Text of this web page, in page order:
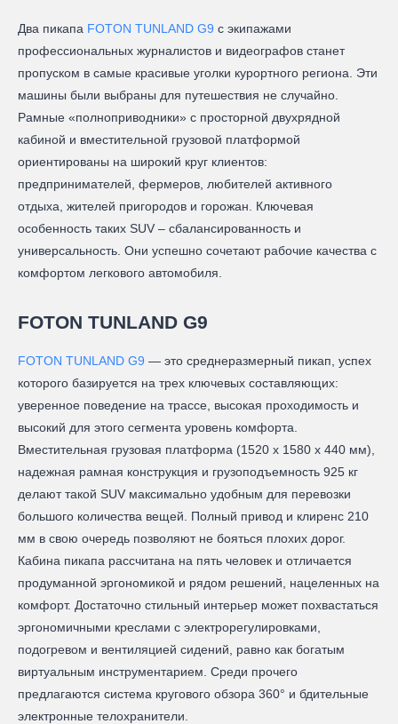
Два пикапа FOTON TUNLAND G9 с экипажами
профессиональных журналистов и видеографов станет
пропуском в самые красивые уголки курортного региона. Эти
машины были выбраны для путешествия не случайно.
Рамные «полноприводники» с просторной двухрядной
кабиной и вместительной грузовой платформой
ориентированы на широкий круг клиентов:
предпринимателей, фермеров, любителей активного
отдыха, жителей пригородов и горожан. Ключевая
особенность таких SUV – сбалансированность и
универсальность. Они успешно сочетают рабочие качества с
комфортом легкового автомобиля.
FOTON TUNLAND G9
FOTON TUNLAND G9 — это среднеразмерный пикап, успех
которого базируется на трех ключевых составляющих:
уверенное поведение на трассе, высокая проходимость и
высокий для этого сегмента уровень комфорта.
Вместительная грузовая платформа (1520 х 1580 х 440 мм),
надежная рамная конструкция и грузоподъемность 925 кг
делают такой SUV максимально удобным для перевозки
большого количества вещей. Полный привод и клиренс 210
мм в свою очередь позволяют не бояться плохих дорог.
Кабина пикапа рассчитана на пять человек и отличается
продуманной эргономикой и рядом решений, нацеленных на
комфорт. Достаточно стильный интерьер может похвастаться
эргономичными креслами с электрорегулировками,
подогревом и вентиляцией сидений, равно как богатым
виртуальным инструментарием. Среди прочего
предлагаются система кругового обзора 360° и бдительные
электронные телохранители.